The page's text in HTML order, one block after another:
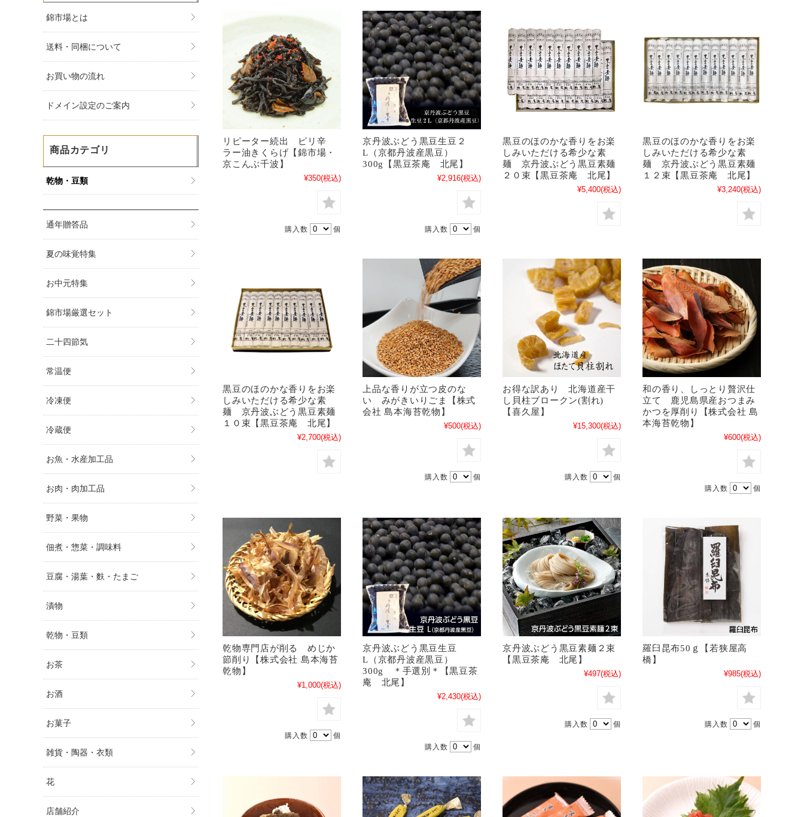
リピーター続出 ピリ辛
ラー油きくらげ【錦市場・
京こんぶ千波】
¥350(税込)
購入数 個
京丹波ぶどう黒豆生豆２
L（京都丹波産黒豆）
300g【黒豆茶庵 北尾】
¥2,916(税込)
購入数 個
黒豆のほのかな香りをお楽
しみいただける希少な素
麺 京丹波ぶどう黒豆素麺
２０束【黒豆茶庵 北尾】
¥5,400(税込)
黒豆のほのかな香りをお楽
しみいただける希少な素
麺 京丹波ぶどう黒豆素麺
１２束【黒豆茶庵 北尾】
¥3,240(税込)
黒豆のほのかな香りをお楽
しみいただける希少な素
麺 京丹波ぶどう黒豆素麺
１０束【黒豆茶庵 北尾】
¥2,700(税込)
上品な香りが立つ皮のな
い みがきいりごま【株式
会社 島本海苔乾物】
¥500(税込)
購入数 個
お得な訳あり 北海道産干
し貝柱ブロークン(割れ)
【喜久屋】
¥15,300(税込)
購入数 個
和の香り、しっとり贅沢仕
立て 鹿児島県産おつまみ
かつを厚削り【株式会社 島
本海苔乾物】
¥600(税込)
購入数 個
乾物専門店が削る めじか
節削り【株式会社 島本海苔
乾物】
¥1,000(税込)
購入数 個
京丹波ぶどう黒豆生豆
L（京都丹波産黒豆）
300g ＊手選別＊【黒豆茶
庵 北尾】
¥2,430(税込)
購入数 個
京丹波ぶどう黒豆素麺２束
【黒豆茶庵 北尾】
¥497(税込)
購入数 個
羅臼昆布50ｇ【若狭屋高
橋】
¥985(税込)
購入数 個
錦市場とは
送料・同梱について
お買い物の流れ
ドメイン設定のご案内
商品カテゴリ
乾物・豆類
通年贈答品
夏の味覚特集
お中元特集
錦市場厳選セット
二十四節気
常温便
冷凍便
冷蔵便
お魚・水産加工品
お肉・肉加工品
野菜・果物
佃煮・惣菜・調味料
豆腐・湯葉・麩・たまご
漬物
乾物・豆類
お茶
お酒
お菓子
雑貨・陶器・衣類
花
店舗紹介